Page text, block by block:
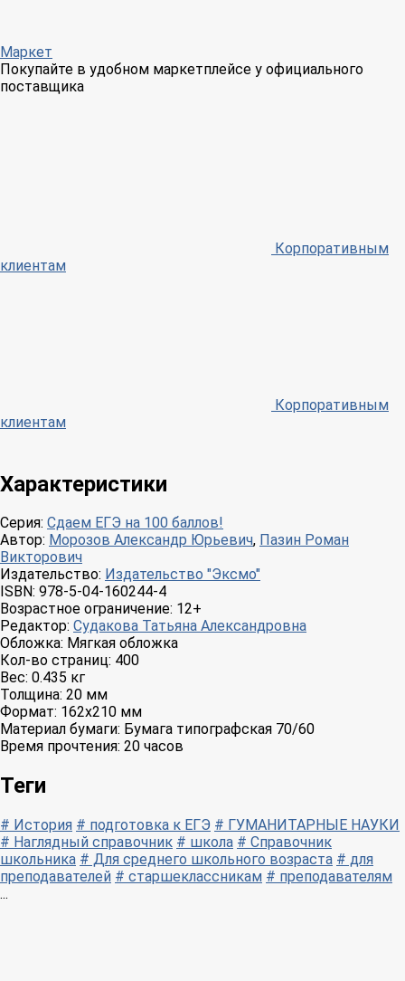
Маркет
Покупайте в удобном маркетплейсе у официального
поставщика
Корпоративным
клиентам
Корпоративным
клиентам
Характеристики
Серия: Сдаем ЕГЭ на 100 баллов!
Автор: Морозов Александр Юрьевич, Пазин Роман
Викторович
Издательство: Издательство "Эксмо"
ISBN: 978-5-04-160244-4
Возрастное ограничение: 12+
Редактор: Судакова Татьяна Александровна
Обложка: Мягкая обложка
Кол-во страниц: 400
Вес: 0.435 кг
Толщина: 20 мм
Формат: 162x210 мм
Материал бумаги: Бумага типографская 70/60
Время прочтения: 20 часов
Теги
# История # подготовка к ЕГЭ # ГУМАНИТАРНЫЕ НАУКИ
# Наглядный справочник # школа # Справочник
школьника # Для среднего школьного возраста # для
преподавателей # старшеклассникам # преподавателям
...